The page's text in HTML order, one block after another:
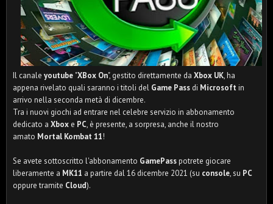
Il canale youtube "XBox On", gestito direttamente da Xbox UK, ha
appena rivelato quali saranno i titoli del Game Pass di Microsoft in
arrivo nella seconda metà di dicembre.
Tra i nuovi giochi ad entrare nel celebre servizio in abbonamento
dedicato a Xbox e PC, è presente, a sorpresa, anche il nostro
amato Mortal Kombat 11!
Se avete sottoscritto l'abbonamento GamePasspotrete giocare
liberamente a MK11 a partire dal 16 dicembre 2021 (su console, su PC
oppure tramite Cloud).